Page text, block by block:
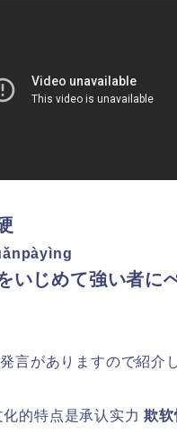
いじめて強い者に
言がありますので紹介
化的特点是承认实力欺软